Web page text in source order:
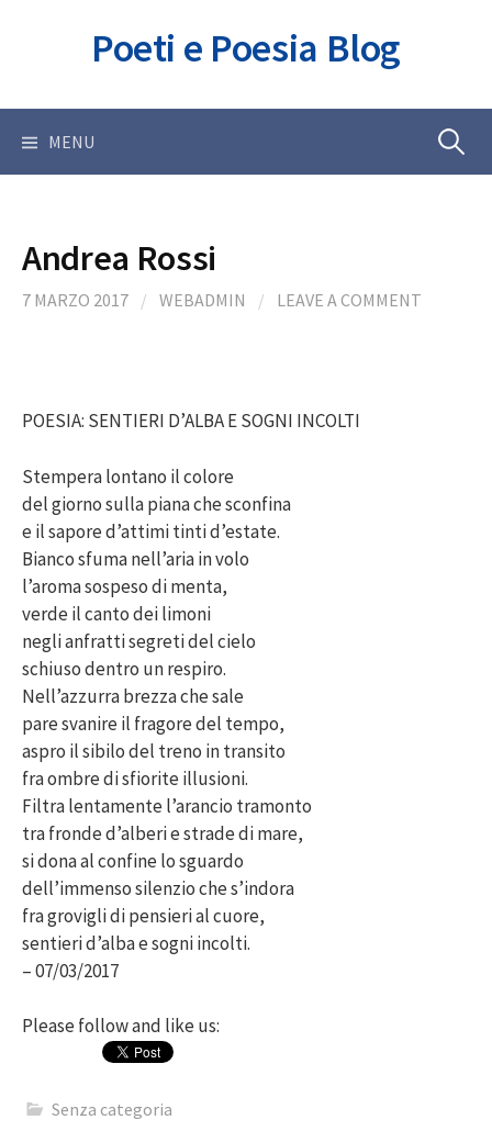
Poeti e Poesia Blog
MENU Ricerca
Andrea Rossi
7 MARZO 2017 / WEBADMIN / LEAVE A COMMENT
POESIA: SENTIERI D’ALBA E SOGNI INCOLTI
Stempera lontano il colore
del giorno sulla piana che sconfina
e il sapore d’attimi tinti d’estate.
Bianco sfuma nell’aria in volo
l’aroma sospeso di menta,
verde il canto dei limoni
negli anfratti segreti del cielo
schiuso dentro un respiro.
Nell’azzurra brezza che sale
pare svanire il fragore del tempo,
aspro il sibilo del treno in transito
fra ombre di sfiorite illusioni.
Filtra lentamente l’arancio tramonto
tra fronde d’alberi e strade di mare,
si dona al confine lo sguardo
dell’immenso silenzio che s’indora
fra grovigli di pensieri al cuore,
sentieri d’alba e sogni incolti.
– 07/03/2017
Please follow and like us:
Senza categoria